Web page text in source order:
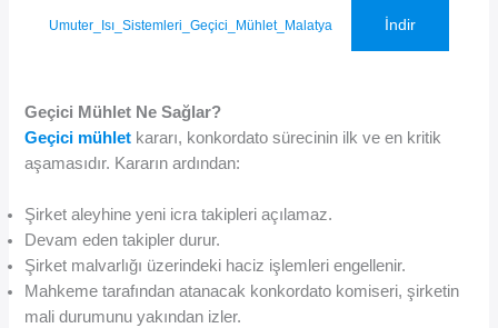
Umuter_Isı_Sistemleri_Geçici_Mühlet_Malatya İndir
Geçici Mühlet Ne Sağlar?
Geçici mühlet kararı, konkordato sürecinin ilk ve en kritik
aşamasıdır. Kararın ardından:
Şirket aleyhine yeni icra takipleri açılamaz.
Devam eden takipler durur.
Şirket malvarlığı üzerindeki haciz işlemleri engellenir.
Mahkeme tarafından atanacak konkordato komiseri, şirketin
mali durumunu yakından izler.